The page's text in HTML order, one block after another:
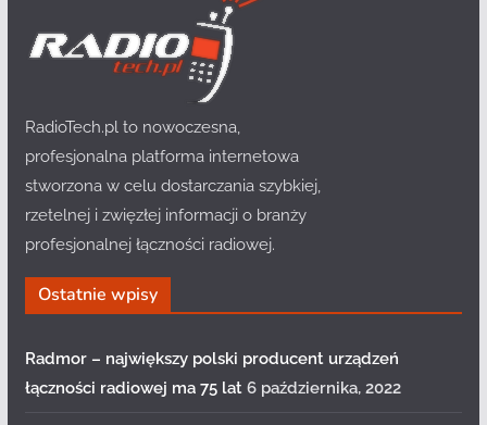
RadioTech.pl to nowoczesna,
profesjonalna platforma internetowa
stworzona w celu dostarczania szybkiej,
rzetelnej i zwięzłej informacji o branży
profesjonalnej łączności radiowej.
Ostatnie wpisy
Radmor – największy polski producent urządzeń
łączności radiowej ma 75 lat 6 października, 2022